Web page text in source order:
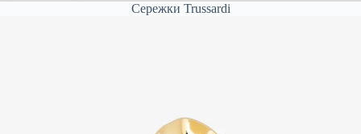
Сережки Trussardi